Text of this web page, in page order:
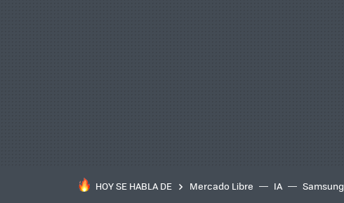
HOY SE HABLA DE Mercado Libre IA Samsung